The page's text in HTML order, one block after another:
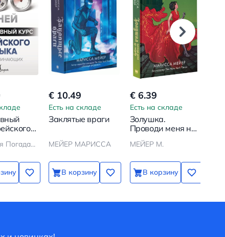
Анастасия Погадаева, Чун Ин Сун
€ 10.49
Есть на складе
Заклятые враги
МЕЙЕР МАРИССА
В корзину
€ 6.39
Есть на складе
Золушка.
Проводи меня на
свадьбу
МЕЙЕР М.
В корзину